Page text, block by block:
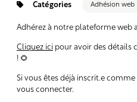
Catégories Adhésion web
Adhérez à notre plateforme web
Cliquez ici pour avoir des détails
! 🌻
Si vous êtes déjà inscrit.e comme
vous connecter.